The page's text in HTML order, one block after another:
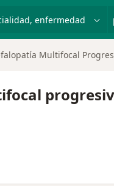
Multifocal